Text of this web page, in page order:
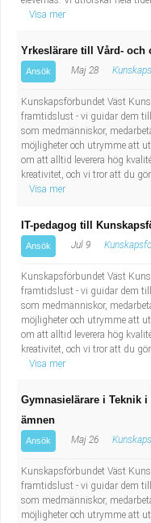
Visa mer
Yrkeslärare till Vård- och
Ansök Maj 28
Kunskapsförbundet Väst
framtidslust - vi guidar dem
som medmänniskor,
möjligheter och utrymme att
om att alltid leverera hög
kreativitet, och vi tror att du
Visa mer
IT-pedagog till
Ansök Jul 9
Kunskapsförbundet Väst
framtidslust - vi guidar dem
som medmänniskor,
möjligheter och utrymme att
om att alltid leverera hög
kreativitet, och vi tror att du
Visa mer
Gymnasielärare i Teknik
ämnen
Ansök Maj 26
Kunskapsförbundet Väst
framtidslust - vi guidar dem
som medmänniskor,
möjligheter och utrymme att